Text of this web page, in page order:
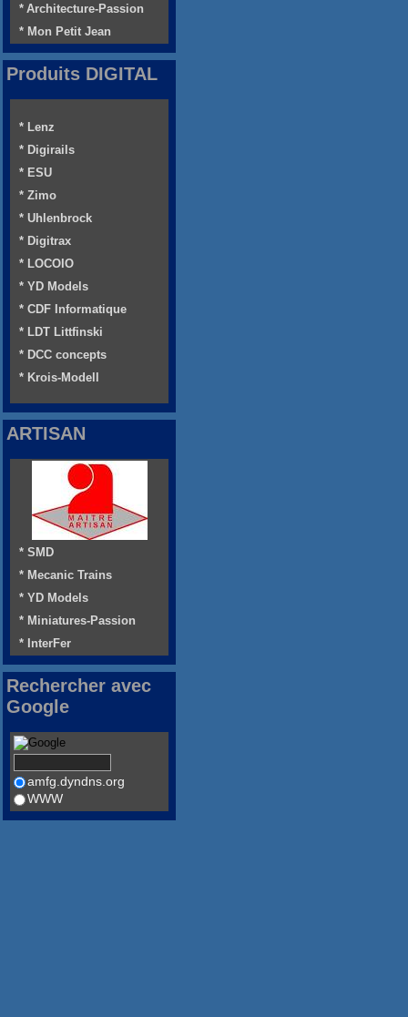
* Architecture-Passion
* Mon Petit Jean
Produits DIGITAL
* Lenz
* Digirails
* ESU
* Zimo
* Uhlenbrock
* Digitrax
* LOCOIO
* YD Models
* CDF Informatique
* LDT Littfinski
* DCC concepts
* Krois-Modell
ARTISAN
* SMD
* Mecanic Trains
* YD Models
* Miniatures-Passion
* InterFer
Rechercher avec
Google
amfg.dyndns.org
WWW